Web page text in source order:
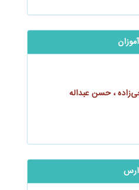
، حسن عبداله